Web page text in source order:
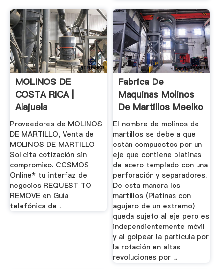
MOLINOS DE
COSTA RICA |
Alajuela
Proveedores de MOLINOS
DE MARTILLO, Venta de
MOLINOS DE MARTILLO
Solicita cotización sin
compromiso. COSMOS
Online* tu interfaz de
negocios REQUEST TO
REMOVE en Guía
telefónica de .
Fabrica De
Maquinas Molinos
De Martillos Meelko
El nombre de molinos de
martillos se debe a que
están compuestos por un
eje que contiene platinas
de acero templado con una
perforación y separadores.
De esta manera los
martillos (Platinas con
agujero de un extremo)
queda sujeto al eje pero es
independientemente móvil
y al golpear la partícula por
la rotación en altas
revoluciones por ...